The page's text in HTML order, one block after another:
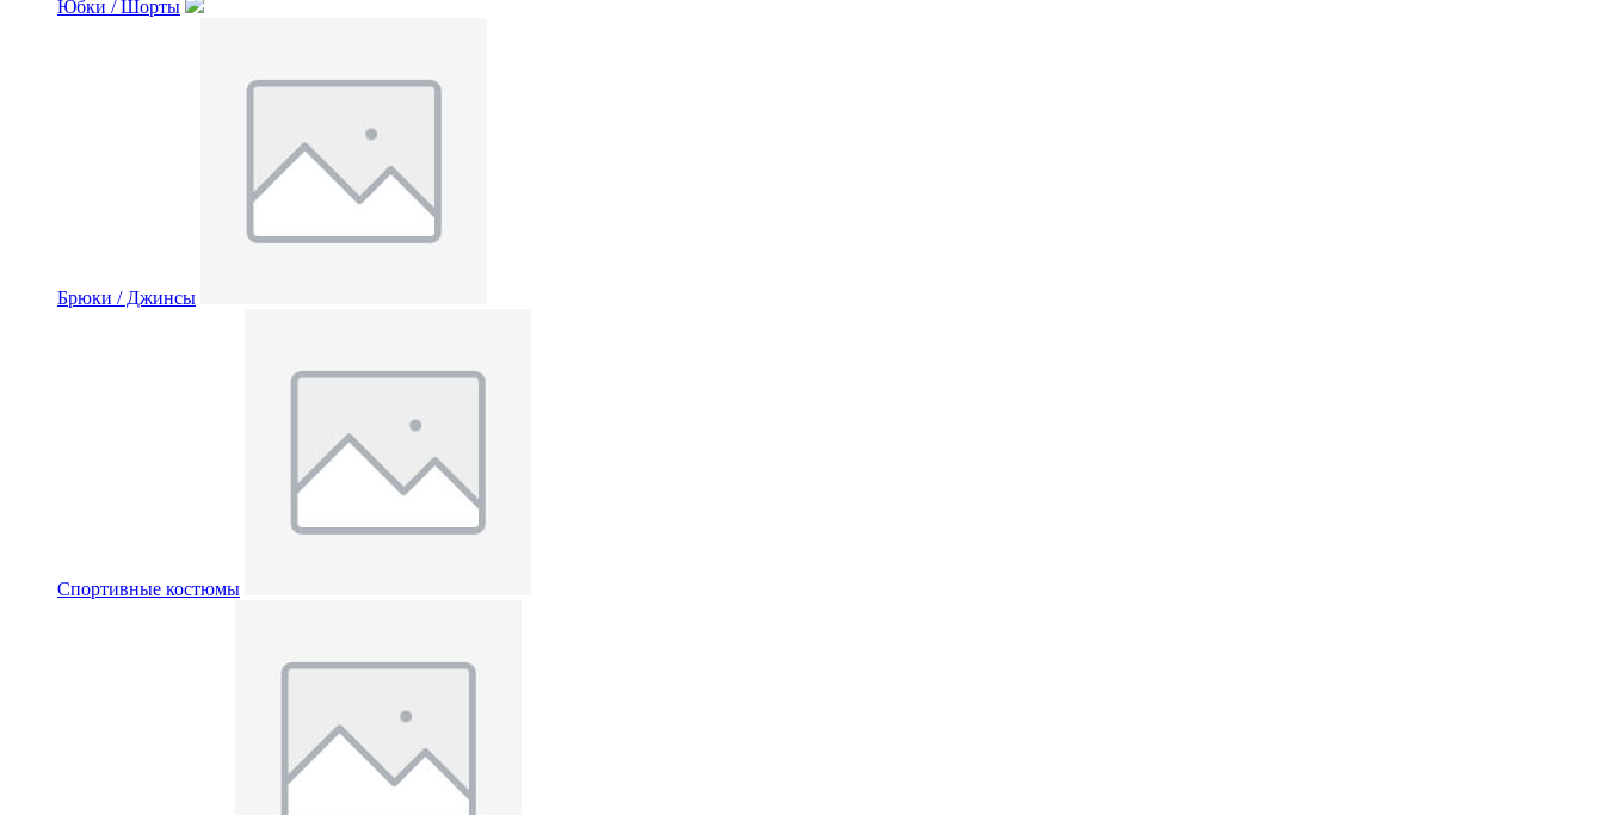
Юбки / Шорты
Брюки / Джинсы
Спортивные костюмы